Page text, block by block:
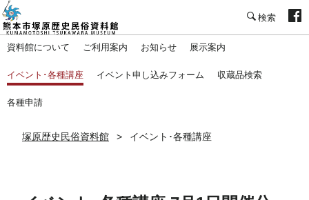
資料館について ご利用案内 お知らせ 展示案内
イベント･各種講座 イベント申し込みフォーム 収蔵品検索
各種申請
塚原歴史民俗資料館 イベント･各種講座